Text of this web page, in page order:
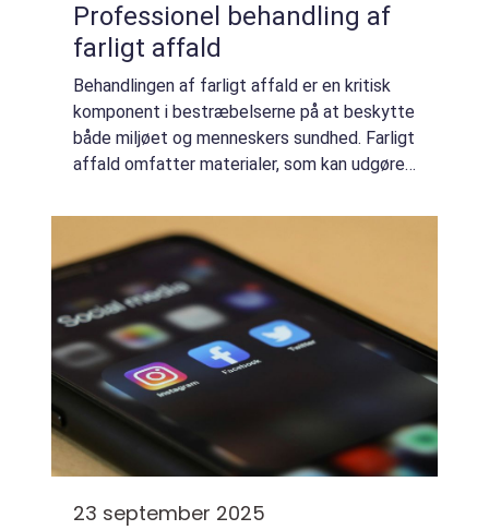
Professionel behandling af
farligt affald
Behandlingen af farligt affald er en kritisk
komponent i bestræbelserne på at beskytte
både miljøet og menneskers sundhed. Farligt
affald omfatter materialer, som kan udgøre
23 september 2025